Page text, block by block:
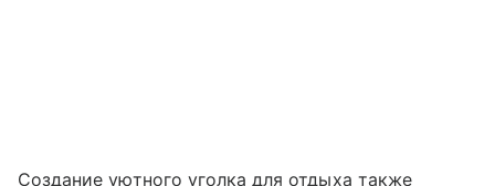
Создание уютного уголка для отдыха также